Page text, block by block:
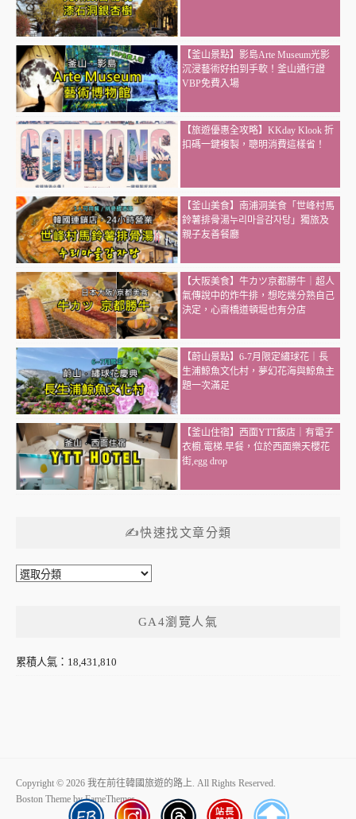
【釜山景點】影島Arte Museum光影
沉浸藝術好拍到手軟！釜山通行證
VBP免費入場
【旅遊優惠全攻略】KKday Klook 折
扣碼一鍵複製，聰明消費這樣省！
【釜山美食】南浦洞美食「世峰村馬
鈴薯排骨湯누리마을감자탕」獨旅及
親子友善餐廳
【大阪美食】牛カツ京都勝牛｜超人
氣傳說中的炸牛排，想吃幾分熟自己
決定，心齋橋道頓堀也有分店
【蔚山景點】6-7月限定繡球花｜長
生浦鯨魚文化村，夢幻花海與鯨魚主
題一次滿足
【釜山住宿】西面YTT飯店｜有電子
衣櫥.電梯.早餐，位於西面樂天櫻花
街,egg drop
✍快速找文章分類
✍
章
GA4瀏覽人氣
累積人氣：18,431,810
Copyright © 2026 我在前往韓國旅遊的路上. All Rights Reserved.
Boston Theme byFameThemes